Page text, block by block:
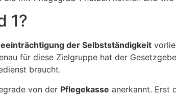
1?
der Selbstständigkeit
für diese Zielgruppe hat der
braucht.
von der Pflegekasse anerkannt. Erst